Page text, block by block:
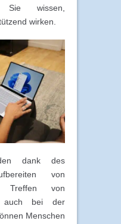
Sie wissen,
wirken.
dank des
von
Treffen von
auch bei der
Menschen